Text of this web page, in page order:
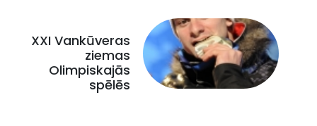
XXI Vankūveras
ziemas
Olimpiskajās
spēlēs